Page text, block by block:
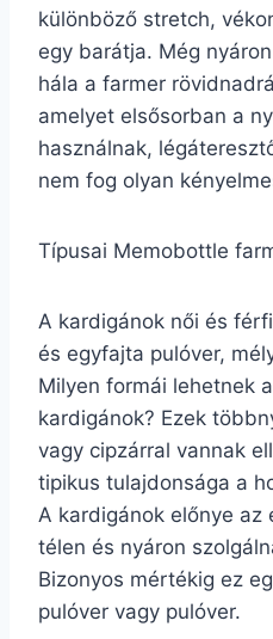
különböző stretch,
egy barátja. Még
hála a farmer
amelyet elsősorban a
használnak,
nem fog olyan
Típusai Memobottle
A kardigánok női és
és egyfajta pulóver,
Milyen formái lehetnek
kardigánok? Ezek
vagy cipzárral vannak
tipikus tulajdonsága a
A kardigánok előnye az
télen és nyáron
Bizonyos mértékig ez
pulóver vagy pulóver.